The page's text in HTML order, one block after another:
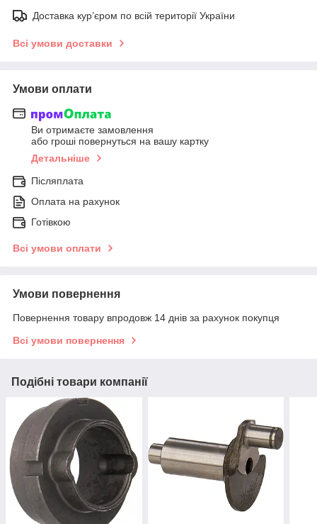
Доставка кур’єром по всій території України
Всі умови доставки
Умови оплати
Ви отримаєте замовлення
або гроші повернуться на вашу картку
Детальніше
Післяплата
Оплата на рахунок
Готівкою
Всі умови оплати
Умови повернення
Повернення товару впродовж 14 днів за рахунок покупця
Всі умови повернення
Подібні товари компанії